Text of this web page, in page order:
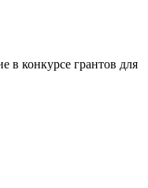
в конкурсе грантов для